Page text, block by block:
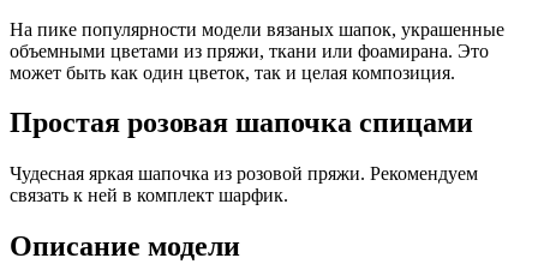
На пике популярности модели вязаных шапок, украшенные
объемными цветами из пряжи, ткани или фоамирана. Это
может быть как один цветок, так и целая композиция.
Простая розовая шапочка спицами
Чудесная яркая шапочка из розовой пряжи. Рекомендуем
связать к ней в комплект шарфик.
Описание модели